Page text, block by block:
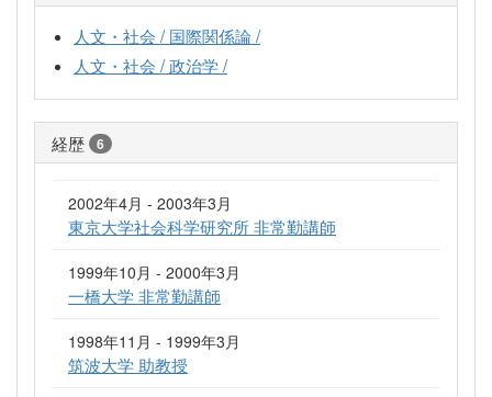
人文・社会 / 国際関係論 /
人文・社会 / 政治学 /
経歴 6
2002年4月 - 2003年3月
東京大学社会科学研究所 非常勤講師
1999年10月 - 2000年3月
一橋大学 非常勤講師
1998年11月 - 1999年3月
筑波大学 助教授